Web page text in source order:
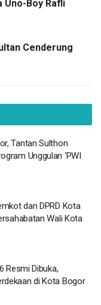
pada
informasi
Tantan Sulthon
Unggulan ‘PWI
dan DPRD Kota
di Kota
Orang Tua Asuh di
Uno-Boy Rafli
Cenderung
Tantan Sulthon
Unggulan ‘PWI
dan DPRD Kota
Wali Kota
Resmi Dibuka,
di Kota Bogor